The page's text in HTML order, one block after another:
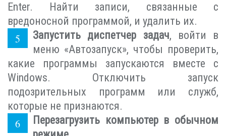
Enter. Найти записи, связанные с
вредоносной программой, и удалить их.
Запустить диспетчер задач, войти в
меню «Автозапуск», чтобы проверить,
какие программы запускаются вместе с
Windows. Отключить запуск
подозрительных программ или служб,
которые не признаются.
Перезагрузить компьютер в обычном